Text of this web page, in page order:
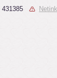
431385